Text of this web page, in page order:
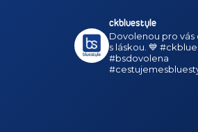
ckbluestyle
Dovolenou pro vás
s láskou. 💙
#bsdovolena